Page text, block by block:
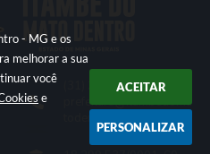
- MG e os
melhorar a sua
você
e
ACEITAR
PERSONALIZAR
(31) 3500-1699
prefeitura@itambedoma